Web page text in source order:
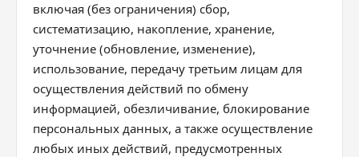
включая (без ограничения) сбор,
систематизацию, накопление, хранение,
уточнение (обновление, изменение),
использование, передачу третьим лицам для
осуществления действий по обмену
информацией, обезличивание, блокирование
персональных данных, а также осуществление
любых иных действий, предусмотренных